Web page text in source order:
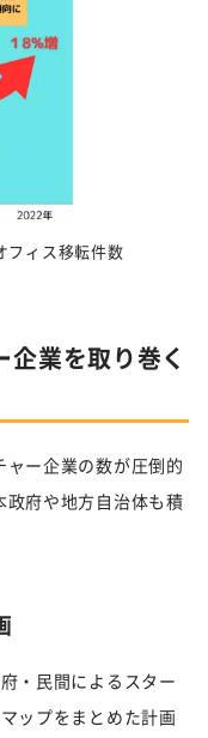
フィス移転件数
業を取り巻く
ー企業の数が圧倒的
府や地方自治体も積
・民間によるスター
ップをまとめた計画